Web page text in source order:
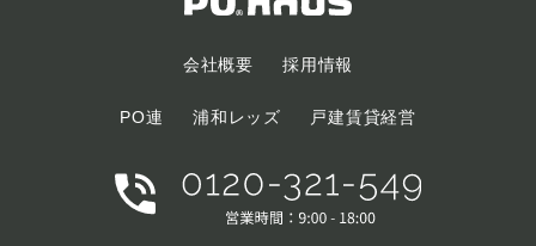
会社概要 採用情報
PO連 浦和レッズ 戸建賃貸経営